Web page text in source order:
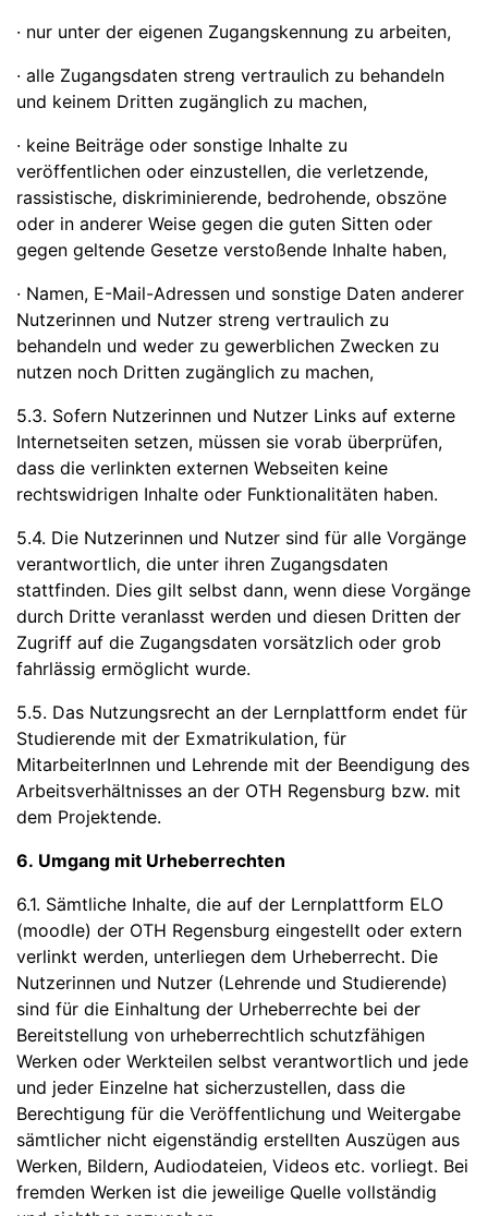
· nur unter der eigenen Zugangskennung zu arbeiten,
· alle Zugangsdaten streng vertraulich zu behandeln
und keinem Dritten zugänglich zu machen,
· keine Beiträge oder sonstige Inhalte zu
veröffentlichen oder einzustellen, die verletzende,
rassistische, diskriminierende, bedrohende, obszöne
oder in anderer Weise gegen die guten Sitten oder
gegen geltende Gesetze verstoßende Inhalte haben,
· Namen, E-Mail-Adressen und sonstige Daten anderer
Nutzerinnen und Nutzer streng vertraulich zu
behandeln und weder zu gewerblichen Zwecken zu
nutzen noch Dritten zugänglich zu machen,
5.3. Sofern Nutzerinnen und Nutzer Links auf externe
Internetseiten setzen, müssen sie vorab überprüfen,
dass die verlinkten externen Webseiten keine
rechtswidrigen Inhalte oder Funktionalitäten haben.
5.4. Die Nutzerinnen und Nutzer sind für alle Vorgänge
verantwortlich, die unter ihren Zugangsdaten
stattfinden. Dies gilt selbst dann, wenn diese Vorgänge
durch Dritte veranlasst werden und diesen Dritten der
Zugriff auf die Zugangsdaten vorsätzlich oder grob
fahrlässig ermöglicht wurde.
5.5. Das Nutzungsrecht an der Lernplattform endet für
Studierende mit der Exmatrikulation, für
MitarbeiterInnen und Lehrende mit der Beendigung des
Arbeitsverhältnisses an der OTH Regensburg bzw. mit
dem Projektende.
6. Umgang mit Urheberrechten
6.1. Sämtliche Inhalte, die auf der Lernplattform ELO
(moodle) der OTH Regensburg eingestellt oder extern
verlinkt werden, unterliegen dem Urheberrecht. Die
Nutzerinnen und Nutzer (Lehrende und Studierende)
sind für die Einhaltung der Urheberrechte bei der
Bereitstellung von urheberrechtlich schutzfähigen
Werken oder Werkteilen selbst verantwortlich und jede
und jeder Einzelne hat sicherzustellen, dass die
Berechtigung für die Veröffentlichung und Weitergabe
sämtlicher nicht eigenständig erstellten Auszügen aus
Werken, Bildern, Audiodateien, Videos etc. vorliegt. Bei
fremden Werken ist die jeweilige Quelle vollständig